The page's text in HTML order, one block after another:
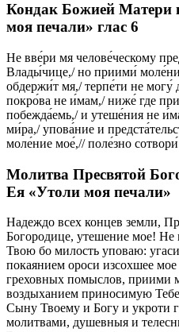
Кондак Божией Матери
моя печали» глас 6
Не вве́ри мя челове́ческому
Влады́чице,/ но приими́
обдержи́т мя,/ терпе́ти не могу́
покро́ва не и́мам,/ ниже́ где
побежда́емь,/ и утеше́ния не
ми́ра,/ упова́ние и
моле́ние мое́,// поле́зно
Молитва Пресвятой
Ея «Утоли моя печали»
Надеждо всех концев земли,
Богородице, утешение мое! Не
Твою бо милость уповаю:
покаянием ороси изсохшее
греховных помыслов, приими
воздыханием приносимую
Сыну Твоему и Богу и укроти
молитвами, душевныя и